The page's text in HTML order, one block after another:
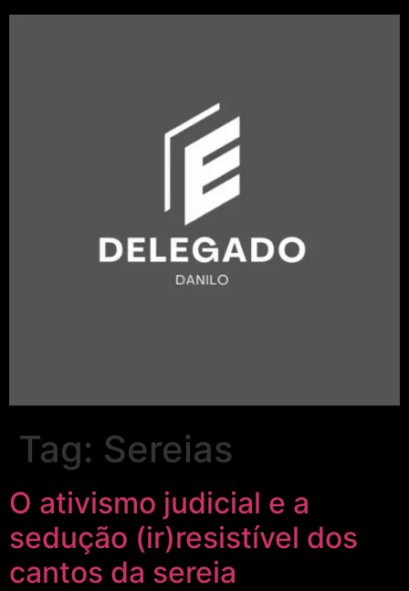
Tag: Sereias
O ativismo judicial e a
sedução (ir)resistível dos
cantos da sereia